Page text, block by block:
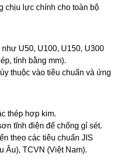
chịu lực chính cho toàn bộ
U50, U100, U150, U300
tính bằng mm).
thuộc vào tiêu chuẩn và ứng
thép hợp kim.
tĩnh điện để chống gỉ sét.
theo các tiêu chuẩn JIS
Âu), TCVN (Việt Nam).